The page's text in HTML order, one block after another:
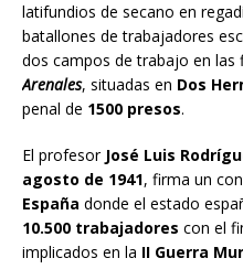
latifundios de secano en
batallones de trabajadores
dos campos de trabajo en las
Arenales, situadas en Dos
penal de 1500 presos.
El profesor José Luis
agosto de 1941, firma un
España donde el estado
10.500 trabajadores con el
implicados en la II Guerra